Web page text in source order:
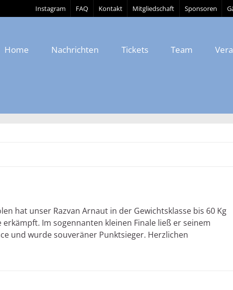
Instagram FAQ Kontakt Mitgliedschaft Sponsoren
Home Nachrichten Tickets Team
hat unser Razvan Arnaut in der Gewichtsklasse bis 60 Kg
Im sogennanten kleinen Finale ließ er seinem
und wurde souveräner Punktsieger. Herzlichen